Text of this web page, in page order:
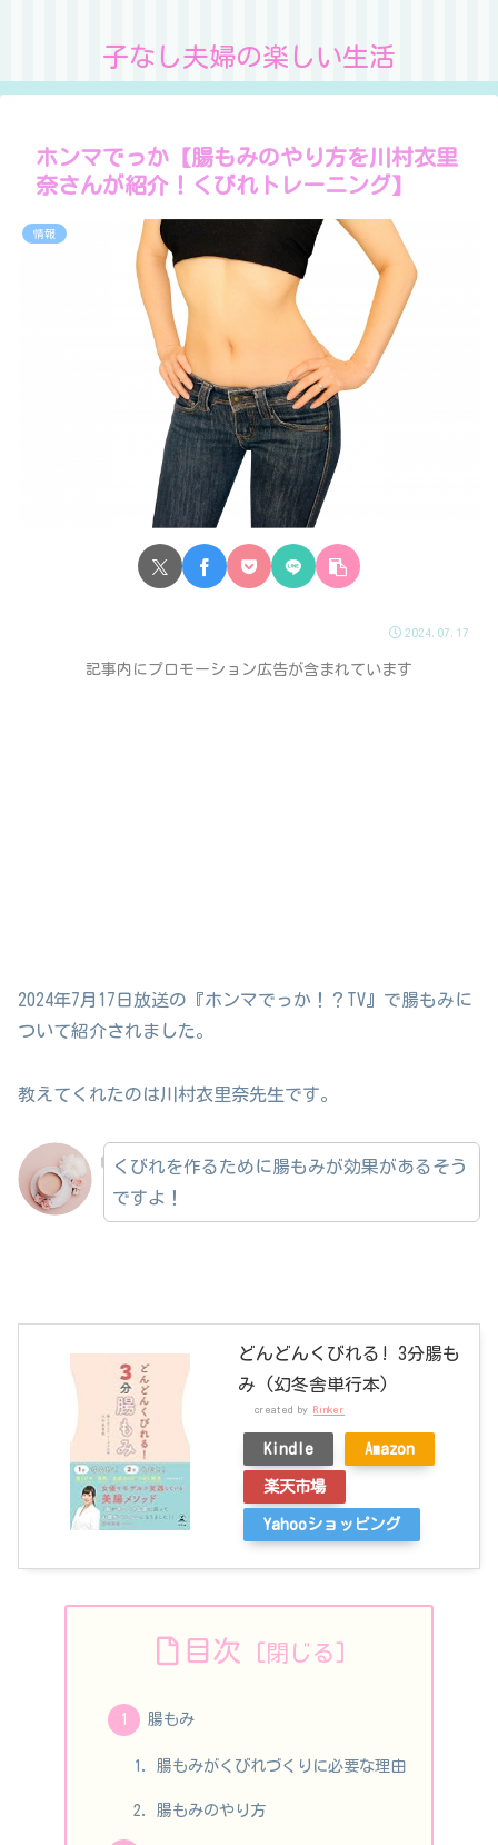
子なし夫婦の楽しい生活
ホンマでっか【腸もみのやり方を川村衣里
奈さんが紹介！くびれトレーニング】
情報
2024.07.17
記事内にプロモーション広告が含まれています
2024年7月17日放送の『ホンマでっか！？TV』で腸もみに
ついて紹介されました。
教えてくれたのは川村衣里奈先生です。
くびれを作るために腸もみが効果があるそう
ですよ！
どんどんくびれる! 3分腸も
み (幻冬舎単行本)
created by Rinker
Kindle Amazon
楽天市場
Yahooショッピング
目次
腸もみ
腸もみがくびれづくりに必要な理由
腸もみのやり方